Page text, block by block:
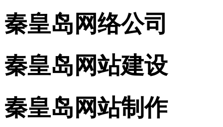
秦皇岛网络公司
秦皇岛网站建设
秦皇岛网站制作